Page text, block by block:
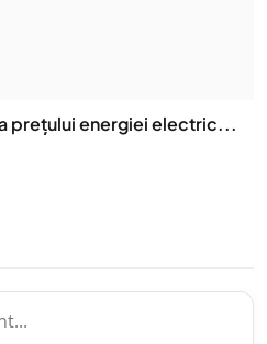
prețului energiei electric...